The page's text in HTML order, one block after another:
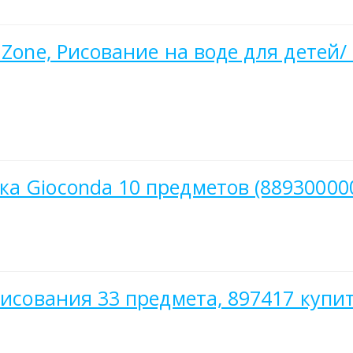
Рисование на воде для
Gioconda 10 предметов
33 предмета, 897417